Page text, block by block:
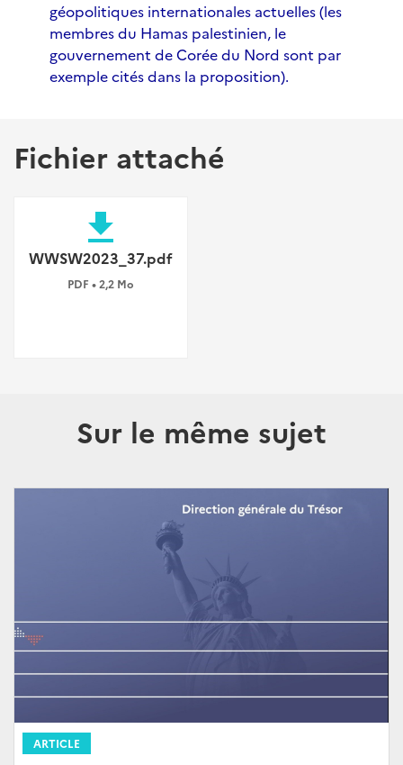
géopolitiques internationales actuelles (les
membres du Hamas palestinien, le
gouvernement de Corée du Nord sont par
exemple cités dans la proposition).
Fichier attaché
file_download
WWSW2023_37.pdf
PDF • 2,2 Mo
Sur le même sujet
ARTICLE